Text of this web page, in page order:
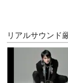
リアルサウンド